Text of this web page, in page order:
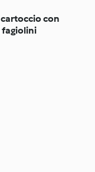
con
fagiolini